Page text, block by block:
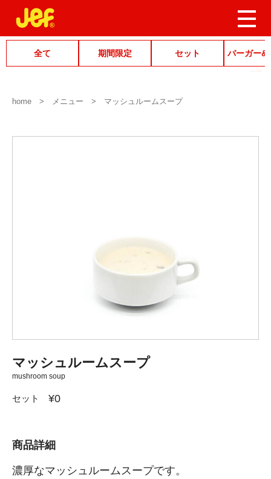
全て 期間限定 セット バーガー&
home メニュー マッシュルームスープ
マッシュルームスープ
mushroom soup
セット ¥0
商品詳細
濃厚なマッシュルームスープです。